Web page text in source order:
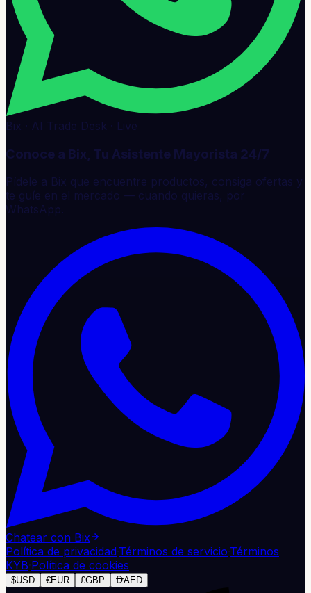
Bix · AI Trade Desk · Live
Conoce a Bix, Tu Asistente Mayorista 24/7
Pídele a Bix que encuentre productos, consiga ofertas y
te guíe en el mercado — cuando quieras, por
WhatsApp.
Chatear con Bix
Política de privacidad·Términos de servicio·Términos
KYB·Política de cookies
$USD €EUR £GBP AED